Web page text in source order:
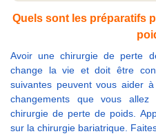
Quels sont les préparatifs
Avoir une chirurgie de perte
change la vie et doit être
suivantes peuvent vous aider
changements que vous allez
chirurgie de perte de poids.
sur la chirurgie bariatrique.